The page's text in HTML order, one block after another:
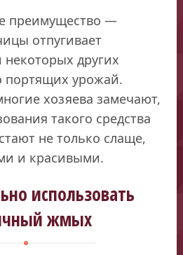
преимущество —
отпугивает
других
портящих урожай.
хозяева замечают,
такого средства
не только слаще,
и красивыми.
использовать
жмых